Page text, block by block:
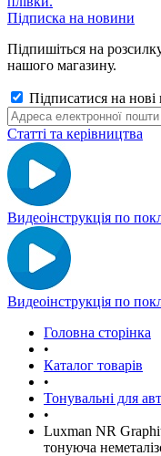
Підписка на новини
Підпишіться на
нашого магазину.
Підписатися на нові
Статті та керівництва
Видеоінструкція по
Видеоінструкція по
Головна сторінка
•
Каталог товарів
•
Тонувальні для
•
Luxman NR
тонуюча